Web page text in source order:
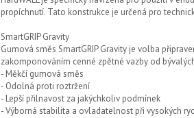
propíchnutí. Tato konstrukce je určená pro
SmartGRIP Gravity
Gumová směs SmartGRIP Gravity je volba
zakomponováním cenné zpětné vazby od
- Měkčí gumová směs
- Odolná proti roztržení
- Lepší přilnavost za jakýchkoliv podmínek
- Výborná stabilita a ovladatelnost při vysokých